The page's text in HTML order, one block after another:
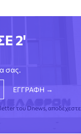
2'
σας.
του Dnews, αποδέχεστε